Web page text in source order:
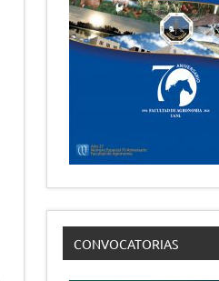
CONVOCATORIAS